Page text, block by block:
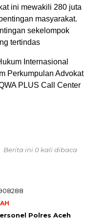
ini mewakili 280 juta
masyarakat.
sekelompok
tertindas
Internasional
Perkumpulan Advokat
PLUS Call Center
Berita ini 0 kali dibaca
Polres Aceh